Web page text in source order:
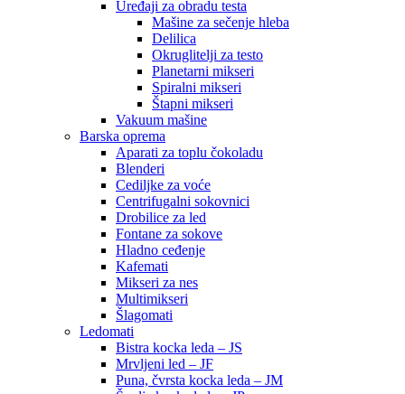
Uređaji za obradu testa
Mašine za sečenje hleba
Delilica
Okruglitelji za testo
Planetarni mikseri
Spiralni mikseri
Štapni mikseri
Vakuum mašine
Barska oprema
Aparati za toplu čokoladu
Blenderi
Cediljke za voće
Centrifugalni sokovnici
Drobilice za led
Fontane za sokove
Hladno ceđenje
Kafemati
Mikseri za nes
Multimikseri
Šlagomati
Ledomati
Bistra kocka leda – JS
Mrvljeni led – JF
Puna, čvrsta kocka leda – JM